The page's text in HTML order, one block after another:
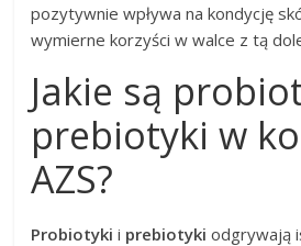
pozytywnie wpływa na kondycję
wymierne korzyści w walce z tą
Jakie są
prebiotyki w
AZS?
Probiotyki i prebiotyki odgrywają